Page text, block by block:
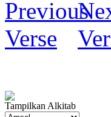
Tampilkan Alkitab